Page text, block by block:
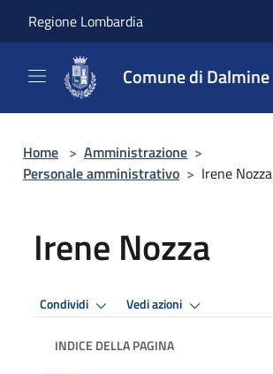
Regione Lombardia
Comune di Dalmine
Home > Amministrazione >
Personale amministrativo > Irene Nozza
Irene Nozza
Condividi Vedi azioni
INDICE DELLA PAGINA